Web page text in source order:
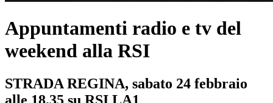
Appuntamenti radio e tv del
weekend alla RSI
STRADA REGINA, sabato 24 febbraio
alle 18.35 su RSI LA1